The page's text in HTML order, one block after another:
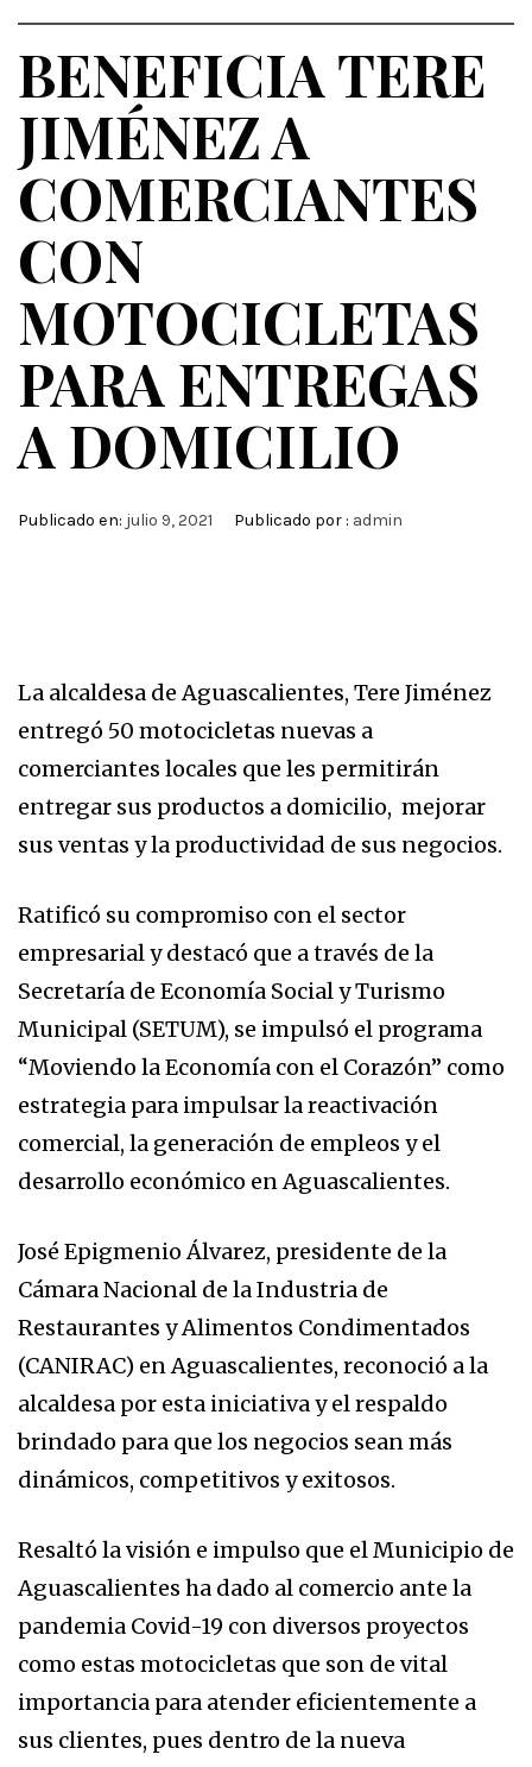
BENEFICIA TERE
JIMÉNEZ A
COMERCIANTES
CON
MOTOCICLETAS
PARA ENTREGAS
A DOMICILIO
Publicado en: julio 9, 2021 Publicado por : admin
La alcaldesa de Aguascalientes, Tere Jiménez
entregó 50 motocicletas nuevas a
comerciantes locales que les permitirán
entregar sus productos a domicilio, mejorar
sus ventas y la productividad de sus negocios.
Ratificó su compromiso con el sector
empresarial y destacó que a través de la
Secretaría de Economía Social y Turismo
Municipal (SETUM), se impulsó el programa
“Moviendo la Economía con el Corazón” como
estrategia para impulsar la reactivación
comercial, la generación de empleos y el
desarrollo económico en Aguascalientes.
José Epigmenio Álvarez, presidente de la
Cámara Nacional de la Industria de
Restaurantes y Alimentos Condimentados
(CANIRAC) en Aguascalientes, reconoció a la
alcaldesa por esta iniciativa y el respaldo
brindado para que los negocios sean más
dinámicos, competitivos y exitosos.
Resaltó la visión e impulso que el Municipio de
Aguascalientes ha dado al comercio ante la
pandemia Covid-19 con diversos proyectos
como estas motocicletas que son de vital
importancia para atender eficientemente a
sus clientes, pues dentro de la nueva